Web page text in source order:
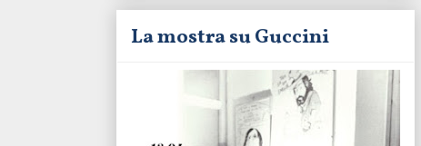
La mostra su Guccini